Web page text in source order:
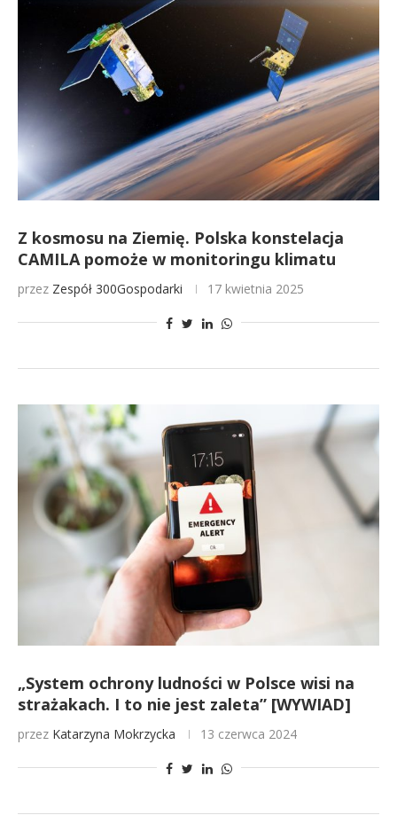
Z kosmosu na Ziemię. Polska konstelacja
CAMILA pomoże w monitoringu klimatu
przez Zespół 300Gospodarki 17 kwietnia 2025
„System ochrony ludności w Polsce wisi na
strażakach. I to nie jest zaleta” [WYWIAD]
przez Katarzyna Mokrzycka 13 czerwca 2024